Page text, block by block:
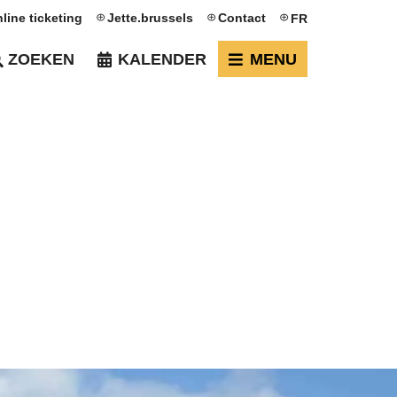
ticketing Jette.brussels Contact FR
ZOEKEN KALENDER MENU